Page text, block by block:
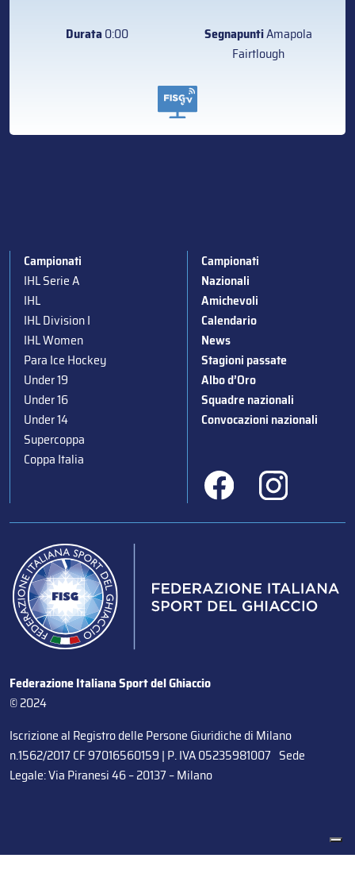
Durata0:00 SegnapuntiAmapola
Fairtlough
Campionati
IHL Serie A
IHL
IHL Division I
IHL Women
Para Ice Hockey
Under 19
Under 16
Under 14
Supercoppa
Coppa Italia
Campionati
Nazionali
Amichevoli
Calendario
News
Stagioni passate
Albo d’Oro
Squadre nazionali
Convocazioni nazionali
Federazione Italiana Sport del Ghiaccio
© 2024
Iscrizione al Registro delle Persone Giuridiche di Milano
n.1562/2017 CF 97016560159 | P. IVA 05235981007 Sede
Legale: Via Piranesi 46 – 20137 – Milano